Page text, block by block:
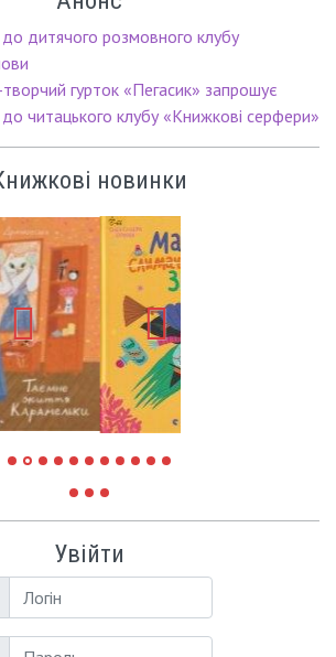
дитячого розмовного клубу
гурток «Пегасик» запрошує
читацького клубу «Книжкові серфери»
новинки
Увійти